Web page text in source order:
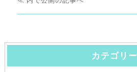
稿
ナ
カテゴリー